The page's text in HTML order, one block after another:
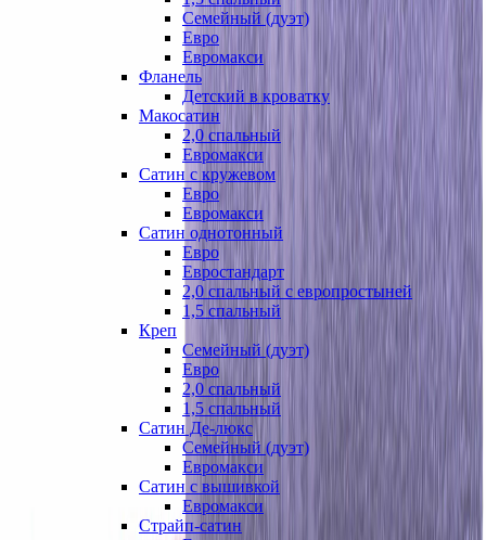
Семейный (дуэт)
Евро
Евромакси
Фланель
Детский в кроватку
Макосатин
2,0 спальный
Евромакси
Сатин с кружевом
Евро
Евромакси
Сатин однотонный
Евро
Евростандарт
2,0 спальный с европростыней
1,5 спальный
Креп
Семейный (дуэт)
Евро
2,0 спальный
1,5 спальный
Сатин Де-люкс
Семейный (дуэт)
Евромакси
Сатин с вышивкой
Евромакси
Страйп-сатин